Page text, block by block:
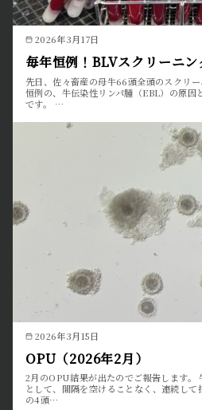
2026年3月17日
毎年恒例！BLVスクリーニン
先日、佐々畜産の母牛66頭全頭のスクリ
恒例の、牛伝染性リンパ腫（EBL）の原
です。 …
2026年3月15日
OPU（2026年2月）
2月のOPU結果が出たのでご報告します
として、間隔を空けることなく、連続し
の4頭…